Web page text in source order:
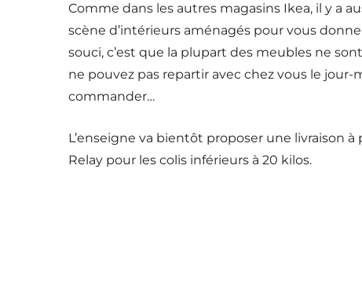
Comme dans les autres magasins Ikea, il y a
scène d’intérieurs aménagés pour vous
souci, c’est que la plupart des meubles ne
ne pouvez pas repartir avec chez vous le jour-
commander…
L’enseigne va bientôt proposer une livraison
Relay pour les colis inférieurs à 20 kilos.